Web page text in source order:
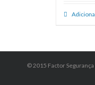
© 2015 Factor